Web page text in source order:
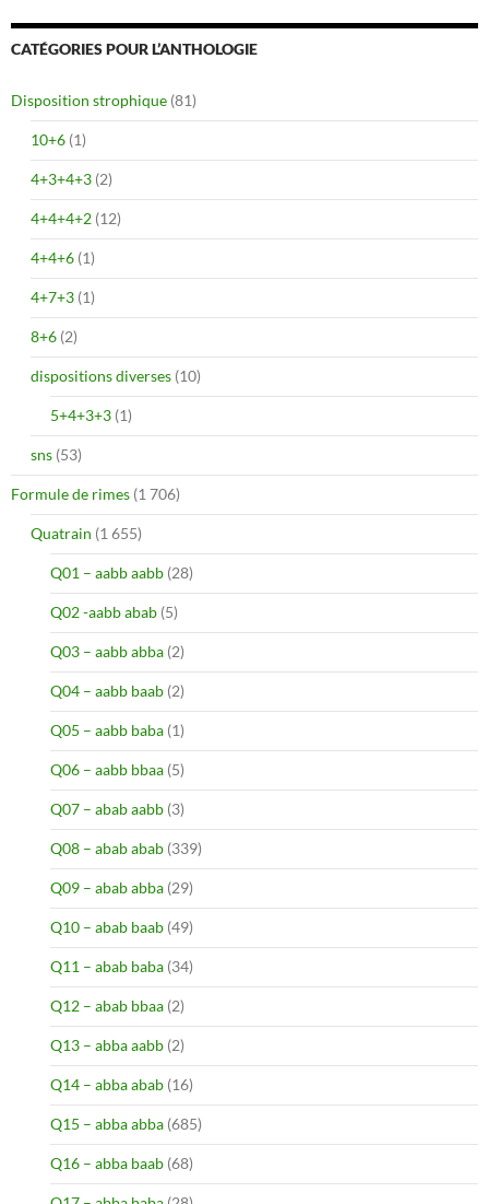
CATÉGORIES POUR L’ANTHOLOGIE
Disposition strophique (81)
10+6 (1)
4+3+4+3 (2)
4+4+4+2 (12)
4+4+6 (1)
4+7+3 (1)
8+6 (2)
dispositions diverses (10)
5+4+3+3 (1)
sns (53)
Formule de rimes (1 706)
Quatrain (1 655)
Q01 – aabb aabb (28)
Q02 -aabb abab (5)
Q03 – aabb abba (2)
Q04 – aabb baab (2)
Q05 – aabb baba (1)
Q06 – aabb bbaa (5)
Q07 – abab aabb (3)
Q08 – abab abab (339)
Q09 – abab abba (29)
Q10 – abab baab (49)
Q11 – abab baba (34)
Q12 – abab bbaa (2)
Q13 – abba aabb (2)
Q14 – abba abab (16)
Q15 – abba abba (685)
Q16 – abba baab (68)